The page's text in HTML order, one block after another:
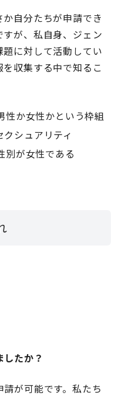
自分たちが申請でき
が、私自身、ジェン
に対して活動してい
収集する中で知るこ
性か女性かという枠組
シュアリティ
別が女性である
たか？
が可能です。私たち